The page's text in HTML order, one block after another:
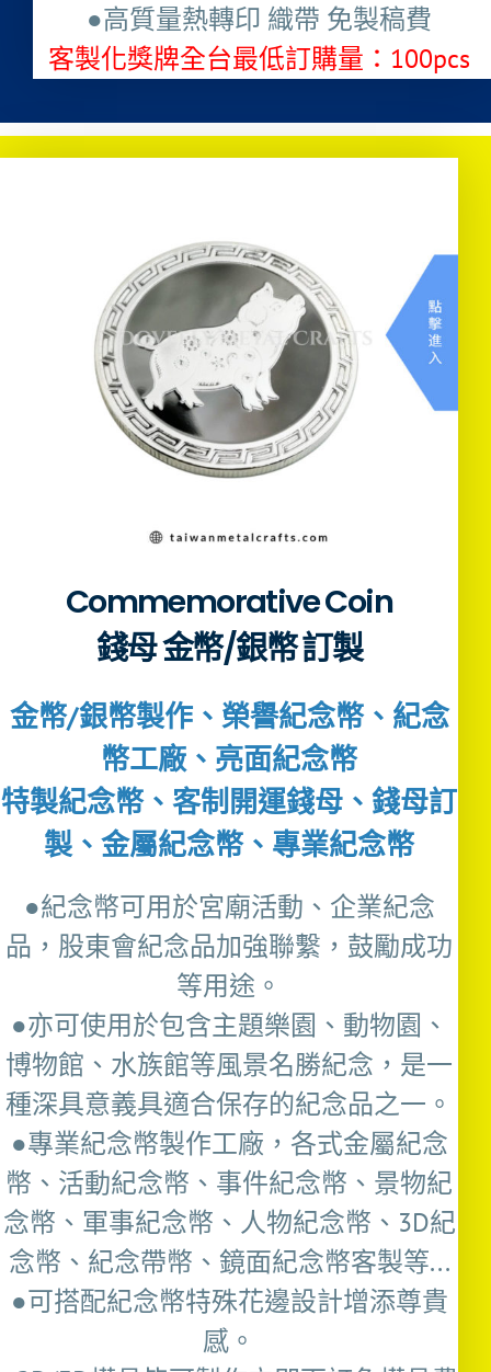
●高質量熱轉印 織帶 免製稿費
客製化獎牌全台最低訂購量：100pcs ​
Commemorative Coin
錢母 金幣/銀幣 訂製
金幣/銀幣製作、榮譽紀念幣、紀念
幣工廠、亮面紀念幣
特製紀念幣、客制開運錢母、錢母訂
製、金屬紀念幣、專業紀念幣
●紀念幣可用於宮廟活動、企業紀念
品，股東會紀念品加強聯繫，鼓勵成功
等用途。
●亦可使用於包含主題樂園、動物園、
博物館、水族館等風景名勝紀念，是一
種深具意義具適合保存的紀念品之一。
●專業紀念幣製作工廠，各式金屬紀念
幣、活動紀念幣、事件紀念幣、景物紀
念幣、軍事紀念幣、人物紀念幣、3D紀
念幣、紀念帶幣、鏡面紀念幣客製等...
●可搭配紀念幣特殊花邊設計增添尊貴
感。